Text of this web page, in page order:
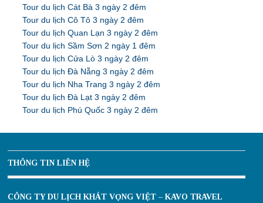
Tour du lịch Cát Bà 3 ngày 2 đêm
Tour du lịch Cô Tô 3 ngày 2 đêm
Tour du lịch Quan Lạn 3 ngày 2 đêm
Tour du lịch Sầm Sơn 2 ngày 1 đêm
Tour du lịch Cửa Lò 3 ngày 2 đêm
Tour du lịch Đà Nẵng 3 ngày 2 đêm
Tour du lịch Nha Trang 3 ngày 2 đêm
Tour du lịch Đà Lạt 3 ngày 2 đêm
Tour du lịch Phú Quốc 3 ngày 2 đêm
THÔNG TIN LIÊN HỆ
CÔNG TY DU LỊCH KHÁT VỌNG VIỆT – KAVO TRAVEL